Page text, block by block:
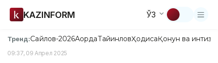
KAZINFORM ЎЗ
Тренд:Сайлов-2026АқордаТайинловҲодисаҚонун ва
09:37, 09 Апрел 2025